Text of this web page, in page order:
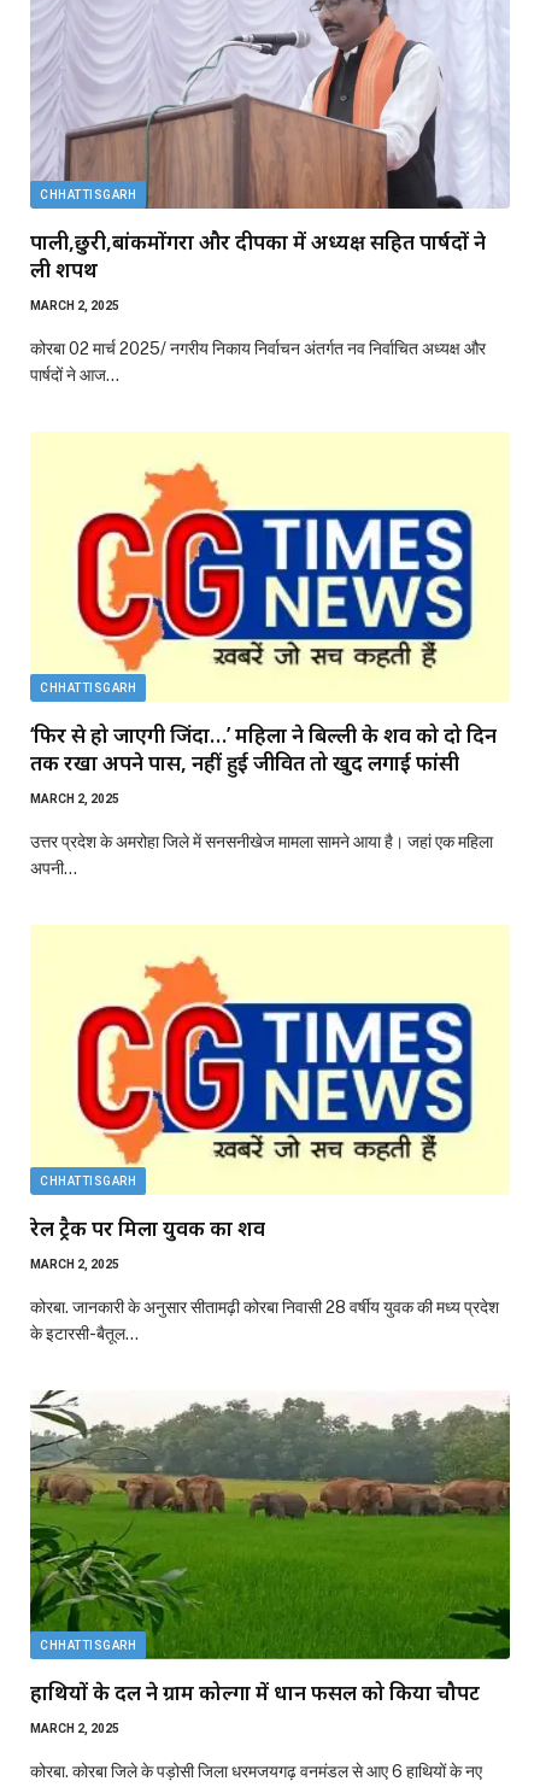
CHHATTISGARH
पाली,छुरी,बांकीमोंगरा और दीपका में अध्यक्ष सहित पार्षदों ने
ली शपथ
MARCH 2, 2025
कोरबा 02 मार्च 2025/ नगरीय निकाय निर्वाचन अंतर्गत नव निर्वाचित अध्यक्ष और
पार्षदों ने आज…
CHHATTISGARH
‘फिर से हो जाएगी जिंदा…’ महिला ने बिल्ली के शव को दो दिन
तक रखा अपने पास, नहीं हुई जीवित तो खुद लगाई फांसी
MARCH 2, 2025
उत्तर प्रदेश के अमरोहा जिले में सनसनीखेज मामला सामने आया है। जहां एक महिला
अपनी…
CHHATTISGARH
रेल ट्रैक पर मिला युवक का शव
MARCH 2, 2025
कोरबा. जानकारी के अनुसार सीतामढ़ी कोरबा निवासी 28 वर्षीय युवक की मध्य प्रदेश
के इटारसी-बैतूल…
CHHATTISGARH
हाथियों के दल ने ग्राम कोल्गा में धान फसल को किया चौपट
MARCH 2, 2025
कोरबा. कोरबा जिले के पड़ोसी जिला धरमजयगढ़ वनमंडल से आए 6 हाथियों के नए